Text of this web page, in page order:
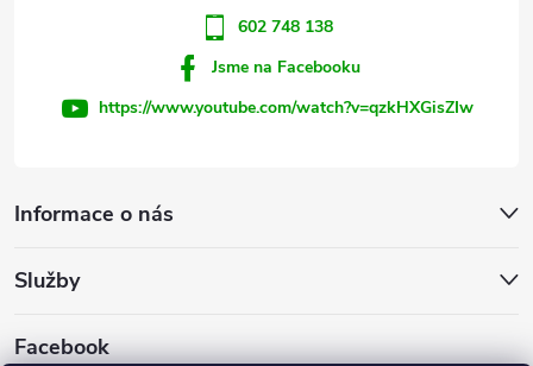
Informace o nás
Služby
Facebook
602 748 138
Jsme na Facebooku
https://www.youtube.com/watch?v=qzkHXGisZIw